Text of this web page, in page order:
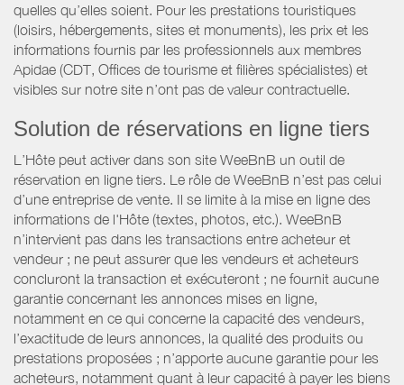
quelles qu’elles soient. Pour les prestations touristiques
(loisirs, hébergements, sites et monuments), les prix et les
informations fournis par les professionnels aux membres
Apidae (CDT, Offices de tourisme et filières spécialistes) et
visibles sur notre site n’ont pas de valeur contractuelle.
Solution de réservations en ligne tiers
L’Hôte peut activer dans son site WeeBnB un outil de
réservation en ligne tiers. Le rôle de WeeBnB n’est pas celui
d’une entreprise de vente. Il se limite à la mise en ligne des
informations de l'Hôte (textes, photos, etc.). WeeBnB
n’intervient pas dans les transactions entre acheteur et
vendeur ; ne peut assurer que les vendeurs et acheteurs
concluront la transaction et exécuteront ; ne fournit aucune
garantie concernant les annonces mises en ligne,
notamment en ce qui concerne la capacité des vendeurs,
l’exactitude de leurs annonces, la qualité des produits ou
prestations proposées ; n’apporte aucune garantie pour les
acheteurs, notamment quant à leur capacité à payer les biens